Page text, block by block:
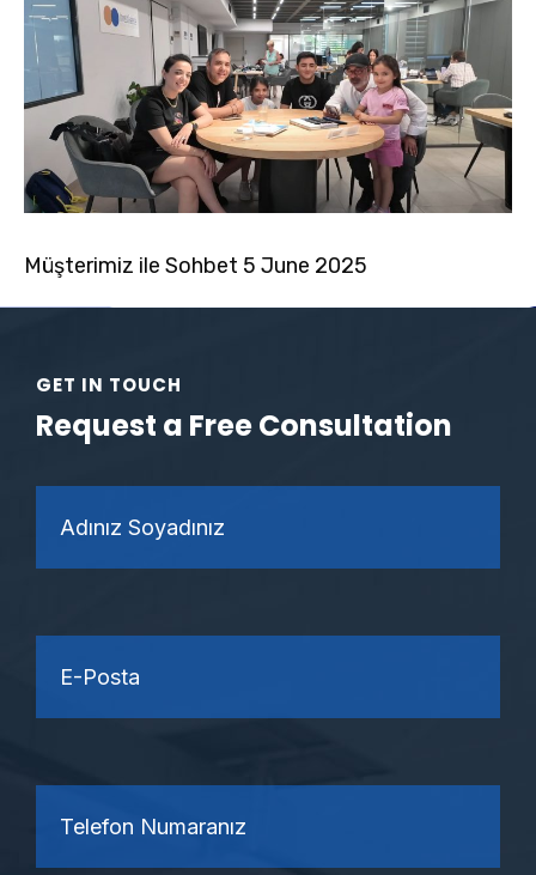
Müşterimiz ile Sohbet 5 June 2025
GET IN TOUCH
Request a Free Consultation